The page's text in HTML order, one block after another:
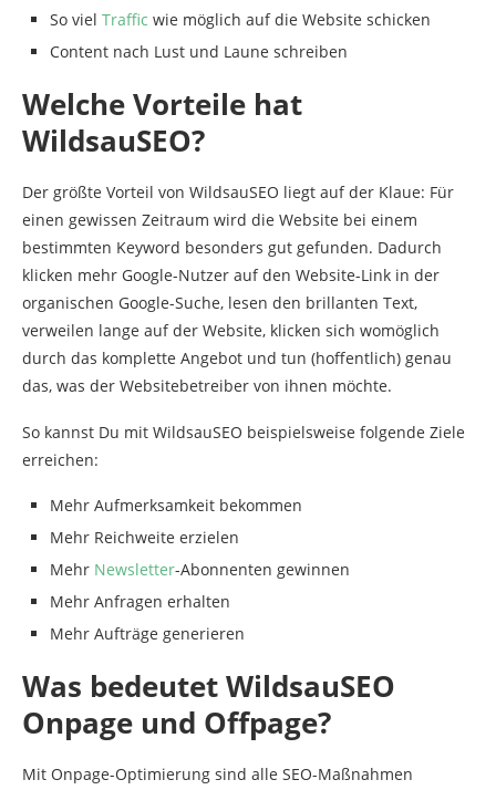
So viel Traffic wie möglich auf die Website schicken
Content nach Lust und Laune schreiben
Welche Vorteile hat
WildsauSEO?
Der größte Vorteil von WildsauSEO liegt auf der Klaue: Für
einen gewissen Zeitraum wird die Website bei einem
bestimmten Keyword besonders gut gefunden. Dadurch
klicken mehr Google-Nutzer auf den Website-Link in der
organischen Google-Suche, lesen den brillanten Text,
verweilen lange auf der Website, klicken sich womöglich
durch das komplette Angebot und tun (hoffentlich) genau
das, was der Websitebetreiber von ihnen möchte.
So kannst Du mit WildsauSEO beispielsweise folgende Ziele
erreichen:
Mehr Aufmerksamkeit bekommen
Mehr Reichweite erzielen
Mehr Newsletter-Abonnenten gewinnen
Mehr Anfragen erhalten
Mehr Aufträge generieren
Was bedeutet WildsauSEO
Onpage und Offpage?
Mit Onpage-Optimierung sind alle SEO-Maßnahmen